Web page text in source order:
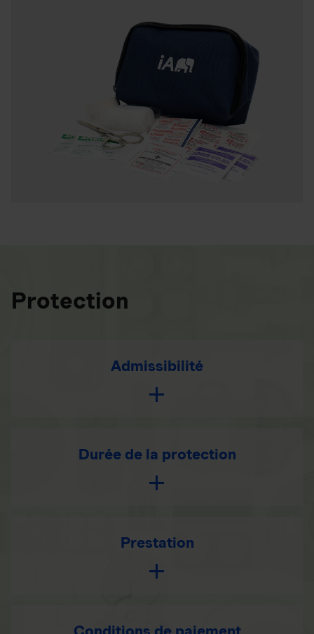
Protection
Admissibilité
Durée de la protection
Prestation